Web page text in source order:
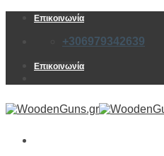
Επικοινωνία
+306979342639
Επικοινωνία